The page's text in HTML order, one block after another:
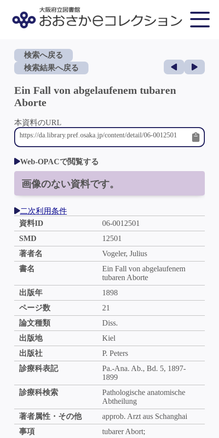
検索へ戻る
検索結果へ戻る
Ein Fall von abgelaufenem tubaren
Aborte
本資料のURL
Web-OPACで閲覧する
画像のない資料です。
二次利用条件
資料ID
06-0012501
SMD
12501
著者名
Vogeler, Julius
書名
Ein Fall von abgelaufenem
tubaren Aborte
出版年
1898
ページ数
21
論文種類
Diss.
出版地
Kiel
出版社
P. Peters
診療科表記
Pa.-Ana. Ab., Bd. 5, 1897-
1899
診療科検索
Pathologische anatomische
Abtheilung
著者属性・その他
approb. Arzt aus Schanghai
事項
tubarer Abort;